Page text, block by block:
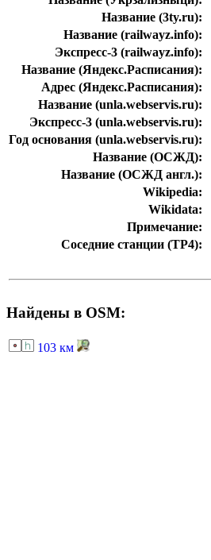
Название (3ty.ru):
Название (railwayz.info):
Экспресс-3 (railwayz.info):
Название (Яндекс.Расписания):
Адрес (Яндекс.Расписания):
Название (unla.webservis.ru):
Экспресс-3 (unla.webservis.ru):
Год основания (unla.webservis.ru):
Название (ОСЖД):
Название (ОСЖД англ.):
Wikipedia:
Wikidata:
Примечание:
Соседние станции (ТР4):
Найдены в OSM:
103 км